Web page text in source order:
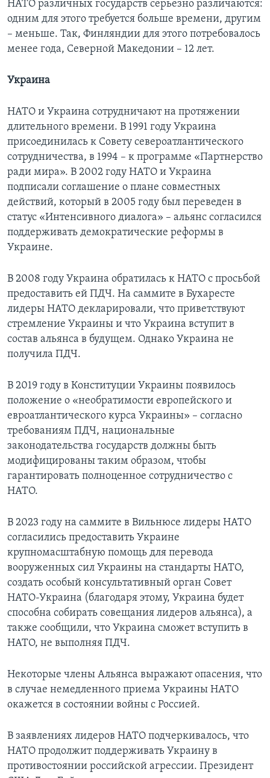
НАТО различных государств серьезно различаются:
одним для этого требуется больше времени, другим
– меньше. Так, Финляндии для этого потребовалось
менее года, Северной Македонии – 12 лет.
Украина
НАТО и Украина сотрудничают на протяжении
длительного времени. В 1991 году Украина
присоединилась к Совету североатлантического
сотрудничества, в 1994 – к программе «Партнерство
ради мира». В 2002 году НАТО и Украина
подписали соглашение о плане совместных
действий, который в 2005 году был переведен в
статус «Интенсивного диалога» – альянс согласился
поддерживать демократические реформы в
Украине.
В 2008 году Украина обратилась к НАТО с просьбой
предоставить ей ПДЧ. На саммите в Бухаресте
лидеры НАТО декларировали, что приветствуют
стремление Украины и что Украина вступит в
состав альянса в будущем. Однако Украина не
получила ПДЧ.
В 2019 году в Конституции Украины появилось
положение о «необратимости европейского и
евроатлантического курса Украины» – согласно
требованиям ПДЧ, национальные
законодательства государств должны быть
модифицированы таким образом, чтобы
гарантировать полноценное сотрудничество с
НАТО.
В 2023 году на саммите в Вильнюсе лидеры НАТО
согласились предоставить Украине
крупномасштабную помощь для перевода
вооруженных сил Украины на стандарты НАТО,
создать особый консультативный орган Совет
НАТО-Украина (благодаря этому, Украина будет
способна собирать совещания лидеров альянса), а
также сообщили, что Украина сможет вступить в
НАТО, не выполняя ПДЧ.
Некоторые члены Альянса выражают опасения, что
в случае немедленного приема Украины НАТО
окажется в состоянии войны с Россией.
В заявлениях лидеров НАТО подчеркивалось, что
НАТО продолжит поддерживать Украину в
противостоянии российской агрессии. Президент